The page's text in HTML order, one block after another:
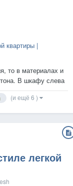
квартиры |
то в материалах и
В шкафу слева
в темной
чтобы оно
(и ещё 6 )
легкой